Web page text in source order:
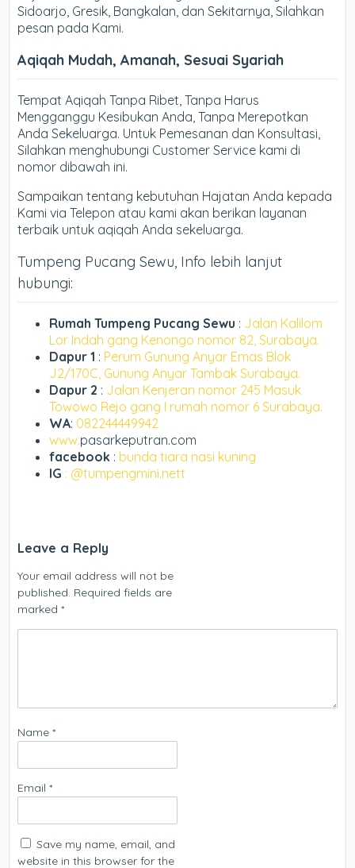
Sidoarjo, Gresik, Bangkalan, dan Sekitarnya, Silahkan
pesan pada Kami.
Aqiqah Mudah, Amanah, Sesuai Syariah
Tempat Aqiqah Tanpa Ribet, Tanpa Harus
Mengganggu Kesibukan Anda, Tanpa Merepotkan
Anda Sekeluarga. Untuk Pemesanan dan Konsultasi,
Silahkan menghubungi Customer Service kami di
nomor dibawah ini.
Sampaikan tentang kebutuhan Hajatan Anda kepada
Kami via Telepon atau kami akan berikan layanan
terbaik untuk aqiqah Anda sekeluarga.
Tumpeng Pucang Sewu, Info lebih lanjut
hubungi:
Rumah Tumpeng Pucang Sewu : Jalan Kalilom
Lor Indah gang Kenongo nomor 82, Surabaya.
Dapur 1 : Perum Gunung Anyar Emas Blok
J2/170C, Gunung Anyar Tambak Surabaya.
Dapur 2 : Jalan Kenjeran nomor 245 Masuk
Towowo Rejo gang I rumah nomor 6 Surabaya.
WA: 082244449942
www.pasarkeputran.com
facebook : bunda tiara nasi kuning
IG : @tumpengmini.nett
Leave a Reply
Your email address will not be
published. Required fields are
marked*
Name*
Email*
Save my name, email, and
website in this browser for the